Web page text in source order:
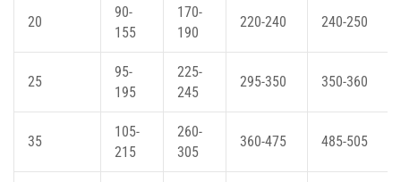
20
90-
155
170-
190
220-240 240-250
25
95-
195
225-
245
295-350 350-360
35
105-
215
260-
305
360-475 485-505